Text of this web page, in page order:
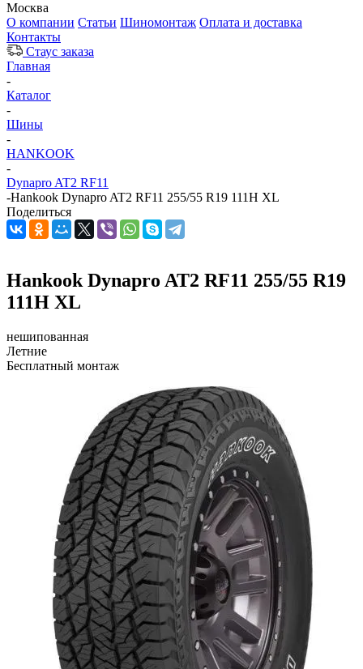
Москва
О компании Статьи Шиномонтаж Оплата и доставка
Контакты
Стаус заказа
Главная
-
Каталог
-
Шины
-
HANKOOK
-
Dynapro AT2 RF11
-Hankook Dynapro AT2 RF11 255/55 R19 111H XL
Поделиться
Hankook Dynapro AT2 RF11 255/55 R19
111H XL
нешипованная
Летние
Бесплатный монтаж